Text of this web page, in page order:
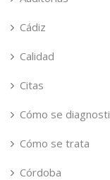
Cádiz
Calidad
Citas
Cómo se
Cómo se trata
Córdoba